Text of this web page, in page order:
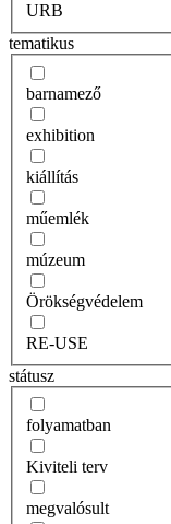
URB
tematikus
barnamező
exhibition
kiállítás
műemlék
múzeum
Örökségvédelem
RE-USE
státusz
folyamatban
Kiviteli terv
megvalósult